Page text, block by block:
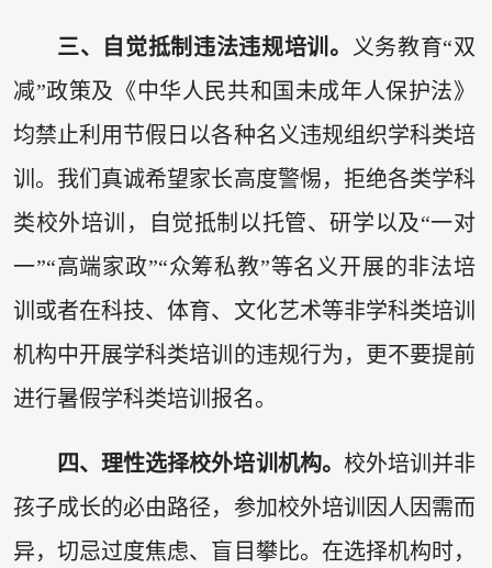
三、自觉抵制违法违规培训。
义务教育“双
减”政策及《中华人民共和国未成年人保护法》
均禁止利用节假日以各种名义违规组织学科类培
训。我们真诚希望家长高度警惕，拒绝各类学科
类校外培训，自觉抵制以托管、研学以及“一对
一”“高端家政”“众筹私教”等名义开展的非法培
训或者在科技、体育、文化艺术等非学科类培训
机构中开展学科类培训的违规行为，更不要提前
进行暑假学科类培训报名。
四、理性选择校外培训机构。 校外培训并非
孩子成长的必由路径，参加校外培训因人因需而
异，切忌过度焦虑、盲目攀比。在选择机构时，